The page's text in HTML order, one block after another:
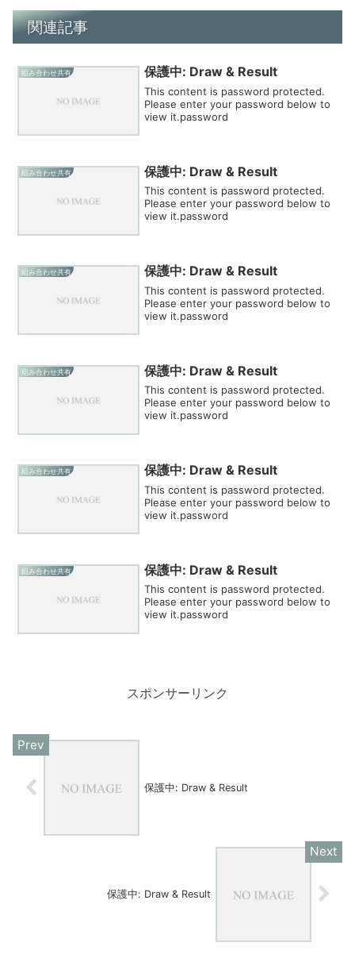
関連記事
組み合わせ共有 保護中: Draw & Result
This content is password protected.
Please enter your password below to
view it.password
組み合わせ共有 保護中: Draw & Result
This content is password protected.
Please enter your password below to
view it.password
組み合わせ共有 保護中: Draw & Result
This content is password protected.
Please enter your password below to
view it.password
組み合わせ共有 保護中: Draw & Result
This content is password protected.
Please enter your password below to
view it.password
組み合わせ共有 保護中: Draw & Result
This content is password protected.
Please enter your password below to
view it.password
組み合わせ共有 保護中: Draw & Result
This content is password protected.
Please enter your password below to
view it.password
スポンサーリンク
保護中: Draw & Result
保護中: Draw & Result